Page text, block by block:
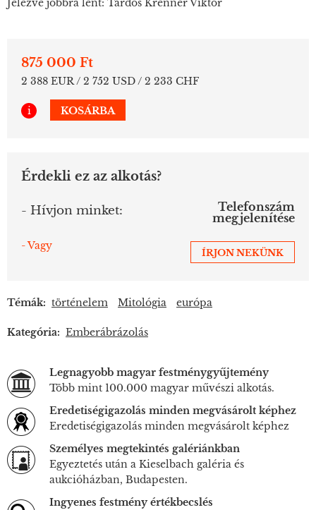
Jelezve jobbra lent: Tardos Krenner Viktor
875 000 Ft
2 388 EUR / 2 752 USD / 2 233 CHF
i KOSÁRBA
Érdekli ez az alkotás?
- Hívjon minket:
Telefonszám
megjelenítése
- Vagy
ÍRJON NEKÜNK
Témák: történelem Mitológia európa
Kategória: Emberábrázolás
Legnagyobb magyar festménygyűjtemény
Több mint 100.000 magyar művészi alkotás.
Eredetiségigazolás minden megvásárolt képhez
Eredetiségigazolás minden megvásárolt képhez
Személyes megtekintés galériánkban
Egyeztetés után a Kieselbach galéria és
aukcióházban, Budapesten.
Ingyenes festmény értékbecslés